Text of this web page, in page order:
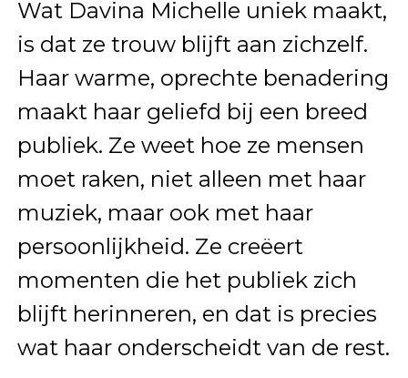
Wat Davina Michelle uniek maakt,
is dat ze trouw blijft aan zichzelf.
Haar warme, oprechte benadering
maakt haar geliefd bij een breed
publiek. Ze weet hoe ze mensen
moet raken, niet alleen met haar
muziek, maar ook met haar
persoonlijkheid. Ze creëert
momenten die het publiek zich
blijft herinneren, en dat is precies
wat haar onderscheidt van de rest.